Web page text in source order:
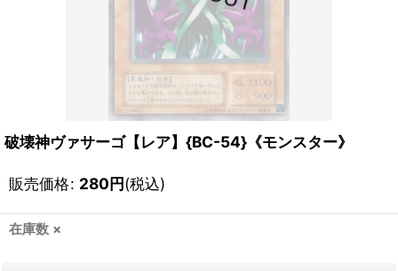
破壊神ヴァサーゴ【レア】{BC-54}《モンスター》
販売価格: 280円(税込)
在庫数 ×